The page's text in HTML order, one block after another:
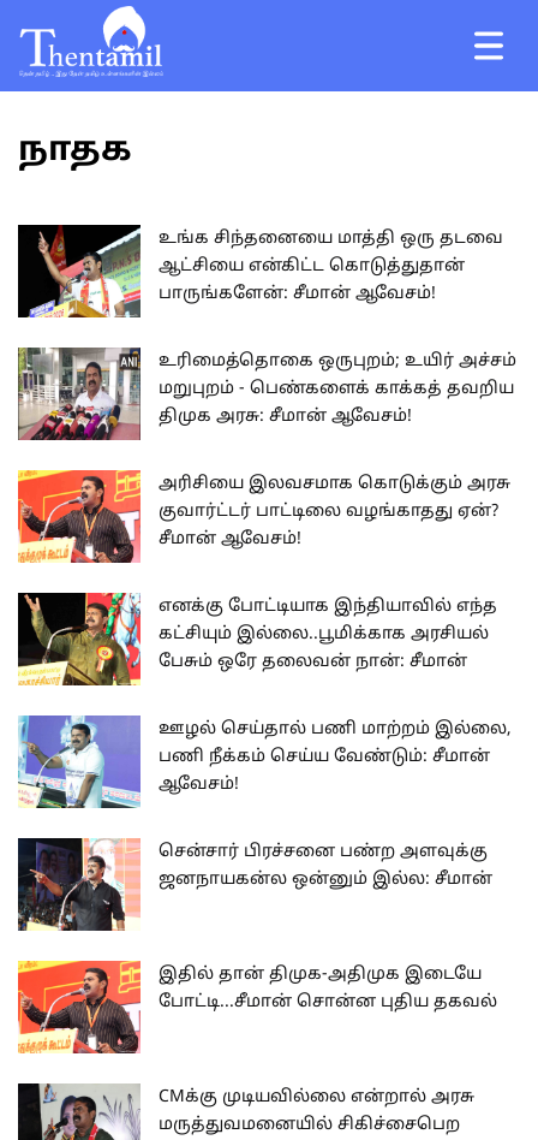
நாதக
உங்க சிந்தனையை மாத்தி ஒரு தடவை
ஆட்சியை என்கிட்ட கொடுத்துதான்
பாருங்களேன்: சீமான் ஆவேசம்!
உரிமைத்தொகை ஒருபுறம்; உயிர் அச்சம்
மறுபுறம் - பெண்களைக் காக்கத் தவறிய
திமுக அரசு: சீமான் ஆவேசம்!
அரிசியை இலவசமாக கொடுக்கும் அரசு
குவார்ட்டர் பாட்டிலை வழங்காதது ஏன்?
சீமான் ஆவேசம்!
எனக்கு போட்டியாக இந்தியாவில் எந்த
கட்சியும் இல்லை..பூமிக்காக அரசியல்
பேசும் ஒரே தலைவன் நான்: சீமான்
ஊழல் செய்தால் பணி மாற்றம் இல்லை,
பணி நீக்கம் செய்ய வேண்டும்: சீமான்
ஆவேசம்!
சென்சார் பிரச்சனை பண்ற அளவுக்கு
ஜனநாயகன்ல ஒன்னும் இல்ல: சீமான்
இதில் தான் திமுக-அதிமுக இடையே
போட்டி...சீமான் சொன்ன புதிய தகவல்
CMக்கு முடியவில்லை என்றால் அரசு
மருத்துவமனையில் சிகிச்சைபெற